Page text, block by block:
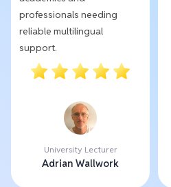
professionals needing
reliable multilingual
support.
University Lecturer
Adrian Wallwork